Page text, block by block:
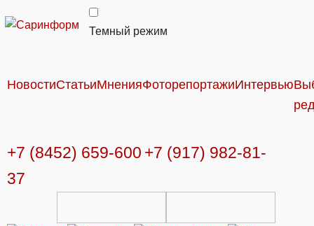
Темный режим
НовостиСтатьиМненияФоторепортажиИнтервью
+7 (8452) 659-600 +7 (917) 982-81-
37